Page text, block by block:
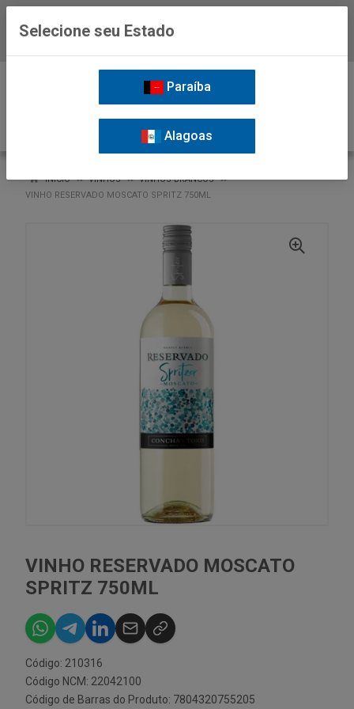
INÍCIO VINHOS
VINHOS BRANCOS
VINHO RESERVADO MOSCATO SPRITZ 750ML
VINHO RESERVADO MOSCATO
SPRITZ 750ML
Código: 210316
Código NCM: 22042100
Código de Barras do Produto: 7804320755205
Selecione seu Estado
Paraíba
Alagoas